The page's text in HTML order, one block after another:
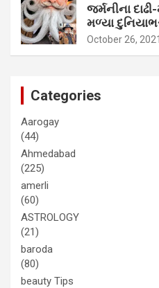
જર્મનીના
મળ્યા
October 26, 2021
Categories
Aarogay
(44)
Ahmedabad
(225)
amerli
(60)
ASTROLOGY
(21)
baroda
(80)
beauty Tips